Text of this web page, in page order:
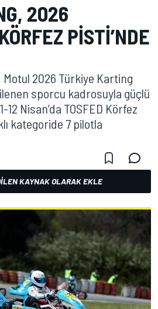
2026
PISTI’NDE
Motul 2026 Türkiye Karting
sporcu kadrosuyla güçlü
12 Nisan’da TOSFED Körfez
kategoride 7 pilotla
KAYNAK OLARAK EKLE